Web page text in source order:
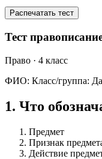
Распечатать тест
Тест
Право · 4 класс
ФИО: Класс/группа:
1. Что
Предмет
Признак
Действие